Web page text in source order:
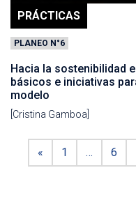
PRÁCTICAS
PLANEO N°6
Hacia la sostenibilidad
básicos e iniciativas
modelo
[Cristina Gamboa]
« 1 … 6